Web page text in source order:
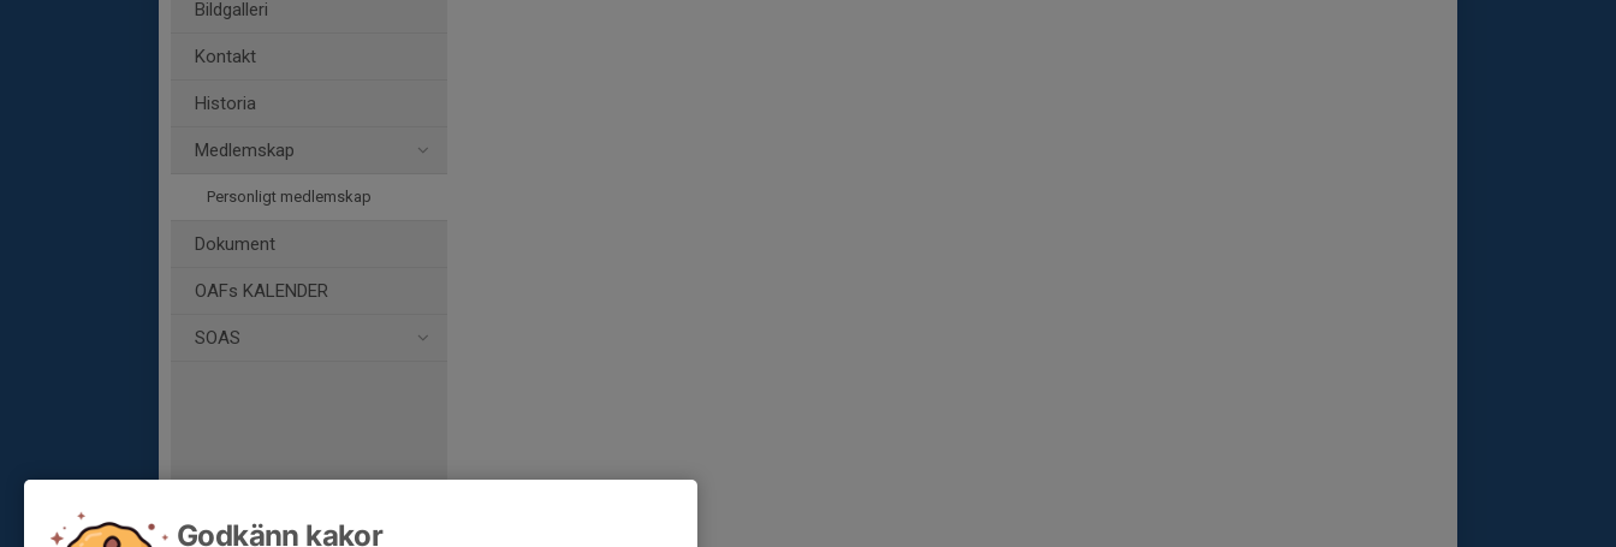
Bildgalleri
Kontakt
Historia
Medlemskap
Personligt medlemskap
Dokument
OAFs KALENDER
SOAS
Godkänn kakor